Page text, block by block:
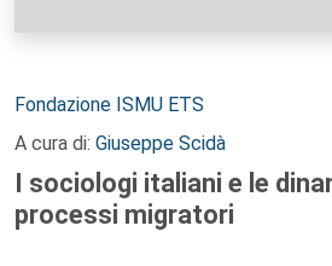
Autori:
Fondazione ISMU ETS
A cura di: Giuseppe Scidà
I sociologi italiani e le
processi migratori